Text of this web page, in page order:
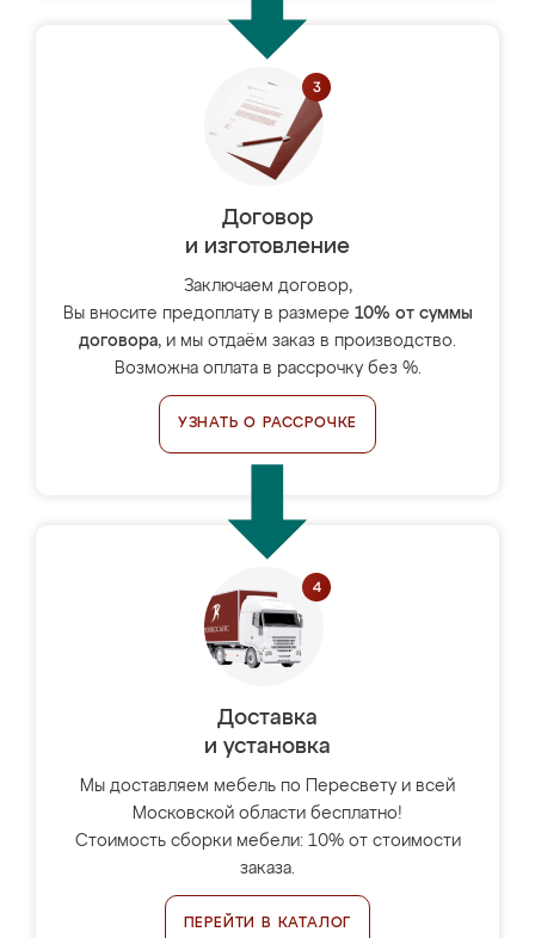
Договор
и изготовление
Заключаем договор,
Вы вносите предоплату в размере 10% от суммы
договора, и мы отдаём заказ в производство.
Возможна оплата в рассрочку без %.
УЗНАТЬ О РАССРОЧКЕ
Доставка
и установка
Мы доставляем мебель по Пересвету и всей
Московской области бесплатно!
Стоимость сборки мебели: 10% от стоимости
заказа.
ПЕРЕЙТИ В КАТАЛОГ